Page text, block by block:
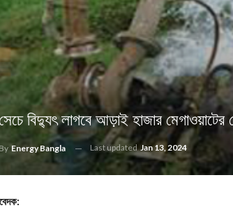
বিদ্যুৎ লাগবে আড়াই হাজার মেগাওয়াটের
By Energy Bangla Last updatedJan 13, 2024